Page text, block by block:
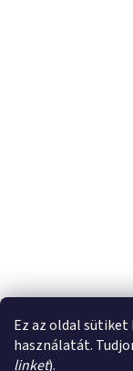
Ez az oldal
használatát.
linket).